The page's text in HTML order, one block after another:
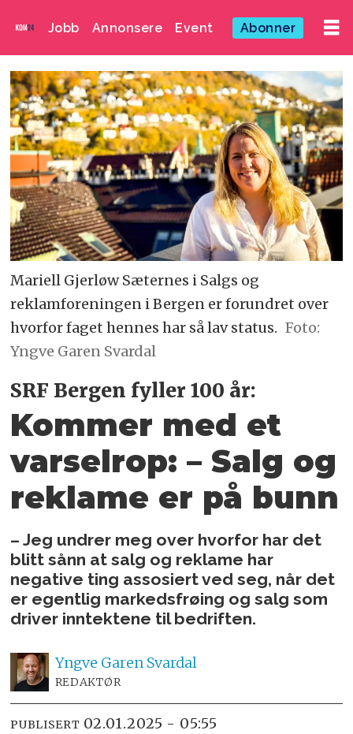
Jobb Annonsere Event Abonner
Mariell Gjerløw Sæternes i Salgs og
reklamforeningen i Bergen er forundret over
hvorfor faget hennes har så lav status. Foto:
Yngve Garen Svardal
SRF Bergen fyller 100 år:
Kommer med et
varselrop: – Salg og
reklame er på bunn
– Jeg undrer meg over hvorfor har det
blitt sånn at salg og reklame har
negative ting assosiert ved seg, når det
er egentlig markedsfrøing og salg som
driver inntektene til bedriften.
Yngve Garen Svardal
REDAKTØR
PUBLISERT 02.01.2025 - 05:55